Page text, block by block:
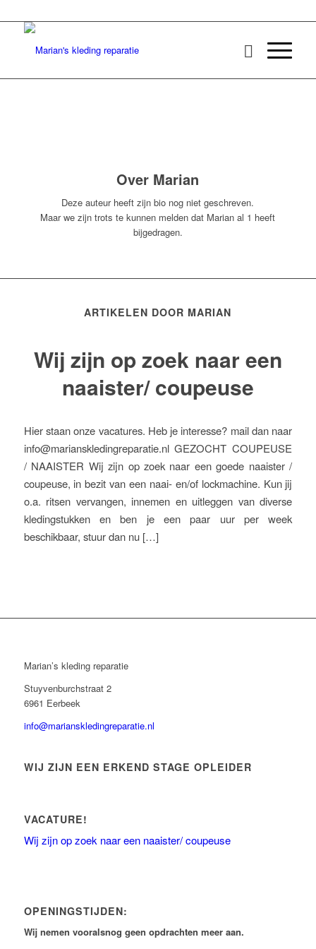
Over Marian
Deze auteur heeft zijn bio nog niet geschreven.
Maar we zijn trots te kunnen melden dat Marian al 1 heeft
bijgedragen.
ARTIKELEN DOOR MARIAN
Wij zijn op zoek naar een
naaister/ coupeuse
Hier staan onze vacatures. Heb je interesse? mail dan naar
info@marianskledingreparatie.nl GEZOCHT COUPEUSE
/ NAAISTER Wij zijn op zoek naar een goede naaister /
coupeuse, in bezit van een naai- en/of lockmachine. Kun jij
o.a. ritsen vervangen, innemen en uitleggen van diverse
kledingstukken en ben je een paar uur per week
beschikbaar, stuur dan nu […]
Marian’s kleding reparatie
Stuyvenburchstraat 2
6961 Eerbeek
info@marianskledingreparatie.nl
WIJ ZIJN EEN ERKEND STAGE OPLEIDER
VACATURE!
Wij zijn op zoek naar een naaister/ coupeuse
OPENINGSTIJDEN:
Wij nemen vooralsnog geen opdrachten meer aan.